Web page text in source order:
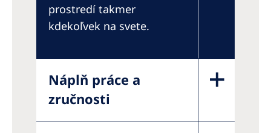
prostredí takmer
kdekoľvek na svete.
Náplň práce a
zručnosti